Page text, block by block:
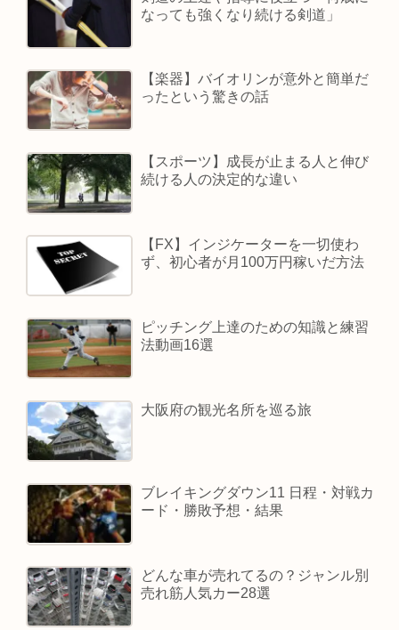
なっても強くなり続ける剣道」
【楽器】バイオリンが意外と簡単だ
ったという驚きの話
【スポーツ】成長が止まる人と伸び
続ける人の決定的な違い
【FX】インジケーターを一切使わ
ず、初心者が月100万円稼いだ方法
ピッチング上達のための知識と練習
法動画16選
大阪府の観光名所を巡る旅
ブレイキングダウン11 日程・対戦カ
ード・勝敗予想・結果
どんな車が売れてるの？ジャンル別
売れ筋人気カー28選